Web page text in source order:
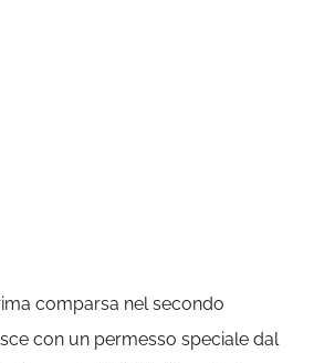
comparsa nel secondo
con un permesso speciale dal